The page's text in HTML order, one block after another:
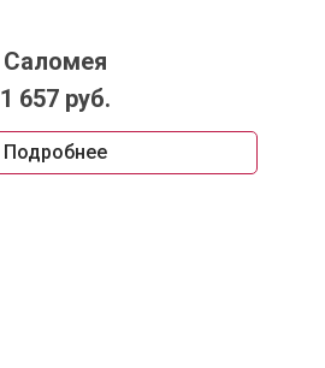
Саломея
1 657 руб.
Подробнее